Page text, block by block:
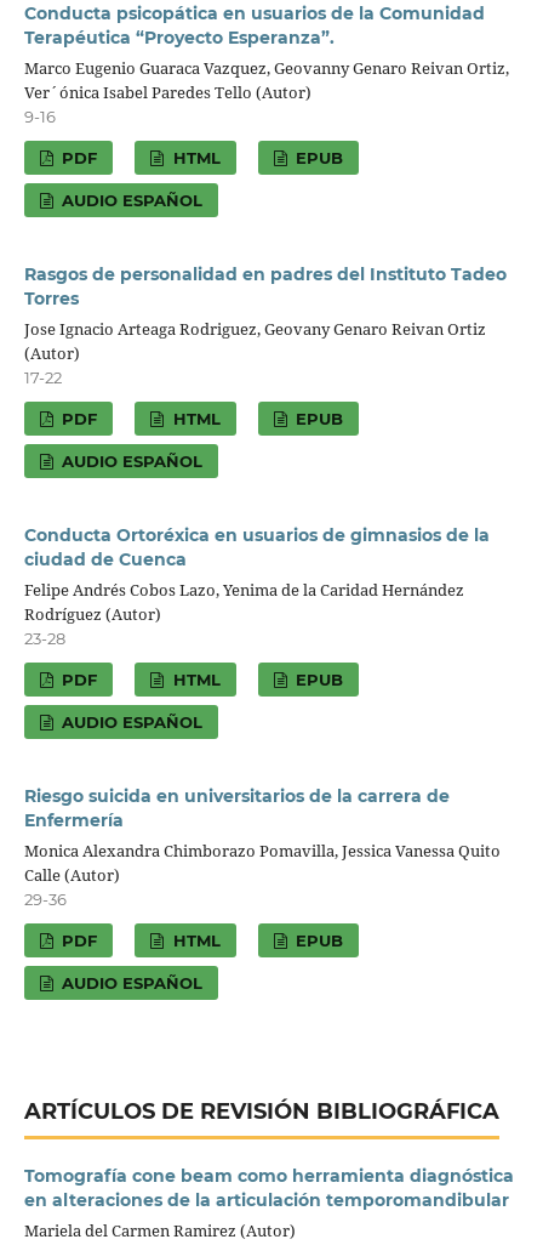
Conducta psicopática en usuarios de la Comunidad
Terapéutica “Proyecto Esperanza”.
Marco Eugenio Guaraca Vazquez, Geovanny Genaro Reivan Ortiz,
Ver´ónica Isabel Paredes Tello (Autor)
9-16
PDF HTML EPUB
AUDIO ESPAÑOL
Rasgos de personalidad en padres del Instituto Tadeo
Torres
Jose Ignacio Arteaga Rodriguez, Geovany Genaro Reivan Ortiz
(Autor)
17-22
PDF HTML EPUB
AUDIO ESPAÑOL
Conducta Ortoréxica en usuarios de gimnasios de la
ciudad de Cuenca
Felipe Andrés Cobos Lazo, Yenima de la Caridad Hernández
Rodríguez (Autor)
23-28
PDF HTML EPUB
AUDIO ESPAÑOL
Riesgo suicida en universitarios de la carrera de
Enfermería
Monica Alexandra Chimborazo Pomavilla, Jessica Vanessa Quito
Calle (Autor)
29-36
PDF HTML EPUB
AUDIO ESPAÑOL
ARTÍCULOS DE REVISIÓN BIBLIOGRÁFICA
Tomografía cone beam como herramienta diagnóstica
en alteraciones de la articulación temporomandibular
Mariela del Carmen Ramirez (Autor)